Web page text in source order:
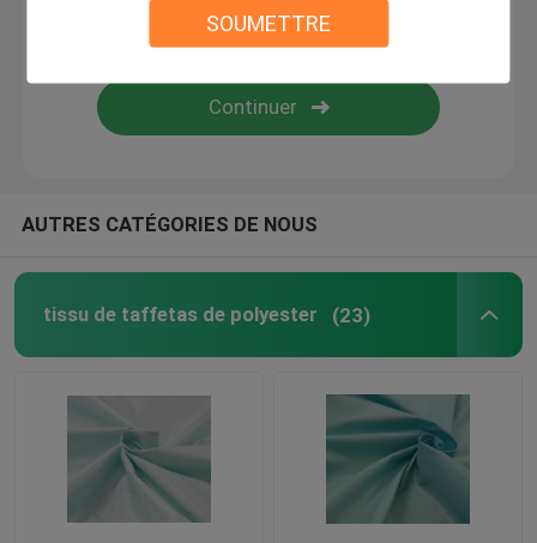
SOUMETTRE
Tissu enduit de polyester d'unité centrale
Tissu de revêtement de PA
Tissu teint
AUTRES CATÉGORIES DE NOUS
tissu de taffetas de polyester (23)